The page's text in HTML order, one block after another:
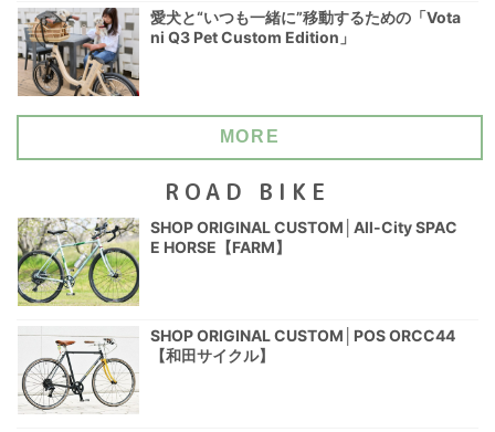
愛犬と“いつも一緒に”移動するための「Vota
ni Q3 Pet Custom Edition」
MORE
ROAD BIKE
SHOP ORIGINAL CUSTOM│All-City SPAC
E HORSE【FARM】
SHOP ORIGINAL CUSTOM│POS ORCC44
【和田サイクル】